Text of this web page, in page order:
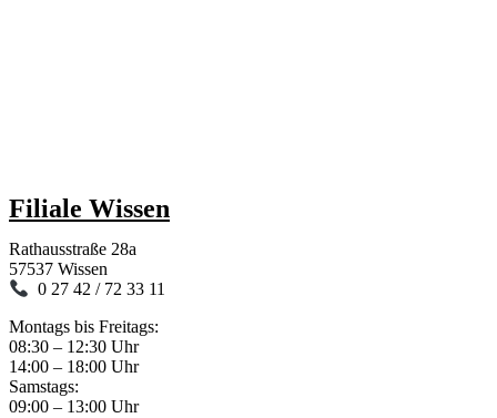
Filiale Wissen
Rathausstraße 28a
57537 Wissen
0 27 42 / 72 33 11
Montags bis Freitags:
08:30 – 12:30 Uhr
14:00 – 18:00 Uhr
Samstags:
09:00 – 13:00 Uhr